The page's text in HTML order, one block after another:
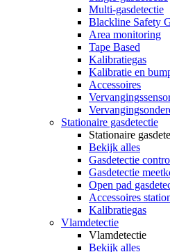
Multi-gasdetectie
Blackline Safety
Area monitoring
Tape Based
Kalibratiegas
Kalibratie en
Accessoires
Stationaire gasdetectie
Stationaire
Bekijk alles
Gasdetectie
Gasdetectie
Open pad
Accessoires
Kalibratiegas
Vlamdetectie
Vlamdetectie
Bekijk alles